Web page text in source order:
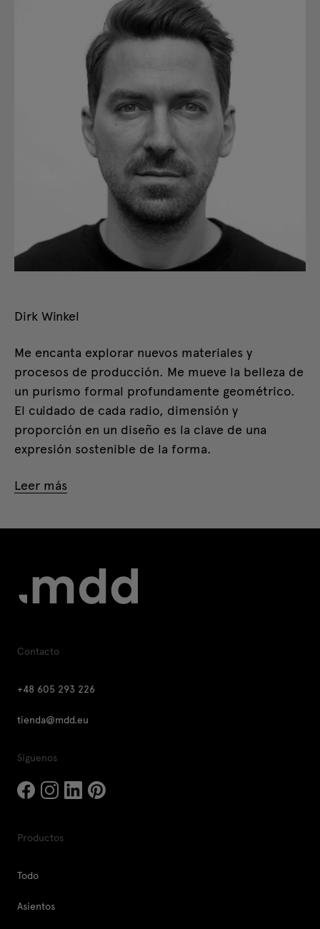
Dirk Winkel
Me encanta explorar nuevos materiales y
procesos de producción. Me mueve la belleza de
un purismo formal profundamente geométrico.
El cuidado de cada radio, dimensión y
proporción en un diseño es la clave de una
expresión sostenible de la forma.
Leer más
Contacto
+48 605 293 226
tienda@mdd.eu
Síguenos
Productos
Todo
Asientos